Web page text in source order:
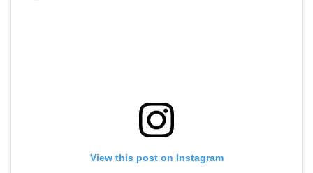
View this post on Instagram